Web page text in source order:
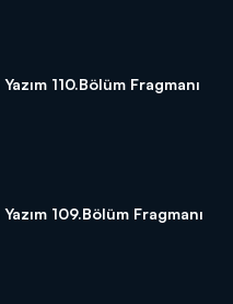
Yazım 110.Bölüm Fragmanı
Yazım 109.Bölüm Fragmanı